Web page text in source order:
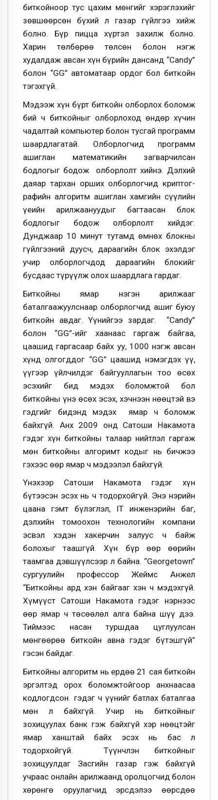
биткойноор тус цахим мөнгийг хэрэглэхийг
зөвшөөрсөн бүхий л газар гүйлгээ хийж
болно. Бүр пицца хүртэл захилж болно.
Харин төлбөрөө төлсөн болон нэгж
худалдаж авсан хүн бүрийн дансанд “Candy”
болон “GG” автоматаар ордог бол биткойн
тэгэхгүй.
Мэдээж хүн бүрт биткойн олборлох боломж
бий ч биткойныг олборлоход өндөр хүчин
чадалтай компьютер болон тусгай программ
шаардлагатай. Олборлогчид программ
ашиглан математикийн загварчилсан
бодлогыг бодож олборлолт хийнэ. Дэлхий
даяар тархан орших олборлогчид криптог­
рафийн алгоритм ашиглан хамгийн сүүлийн
үеийн арилжаануудыг багтаасан блок
бодлогыг бодож олборлолт хийдэг.
Дунджаар 10 минут тутамд өмнөх блокны
гүйлгээний дуусч, дараагийн блок эхэлдэг
учир олборлогчдод дараагийн блокийг
бусдаас түрүүлж олох шаардлага гардаг.
Биткойны ямар нэгэн арилжааг
баталгаажуулснаар олборлогчид ашиг буюу
биткойн авдаг. Үүнийгээ зардаг. “Candy”
болон “GG”-ийг хаанаас гаргаж байгаа,
цаашид гаргасаар байх уу, 1000 нэгж авсан
хүнд олгогддог “GG” цаашид нэмэгдэх үү,
үүгээр үйлчилдэг байгууллагын тоо өсөх
эсэхийг бид мэдэх боломжтой бол
биткойны үнэ өсөх эсэх, хэчнээн нөөцтэй вэ
гэдгийг бидэнд мэдэх ямар ч боломж
байхгүй. Анх 2009 онд Сатоши Накамота
гэдэг хүн биткойны талаар нийтлэл гаргаж
мөн биткойны алгоримт кодыг нь бичжээ
гэхээс өөр ямар ч мэдээлэл байхгүй.
Үнэхээр Сатоши Накамота гэдэг хүн
бүтээсэн эсэх нь ч тодорхойгүй. Энэ нэрийн
цаана гэмт бүлэглэл, IT инженэрийн баг,
дэлхийн томоохон технологийн компани
эсвэл хэдэн хакерчин залуус ч байж
болохыг таашгүй. Хүн бүр өөр өөрийн
таамгаа дэвшүүлсээр л байна. “Georgetown”
сургуулийн профессор Жеймс Анжел
“Биткойны ард хэн байгааг хэн ч мэдэхгүй.
Хүмүүст Сатоши Накамота гэдэг нэрнээс
өөр ямар ч төсөөлөл алга байна шүү дээ.
Тиймээс насан туршдаа цуглуулсан
мөнгөөрөө биткойн авна гэдэг бүтэшгүй”
гэсэн байдаг.
Биткойны алгоритм нь ердөө 21 сая биткойн
эргэлтэд орох боломжтойгоор анхнаасаа
кодлогдсон гэдэг ч үүнийг батлах баталгаа
мөн л байхгүй. Учир нь биткойныг
зохицуулах банк гэж байхгүй хэр нөөцтэйг
ямар ханштай байх эсэх нь бас л
тодорхойгүй. Түүнчлэн биткойныг
зохицуулдаг Засгийн газар гэж байхгүй
учраас онлайн арилжаанд оролцогчид болон
хөрөнгө оруулагчид эрсдэлээ өөрсдөө